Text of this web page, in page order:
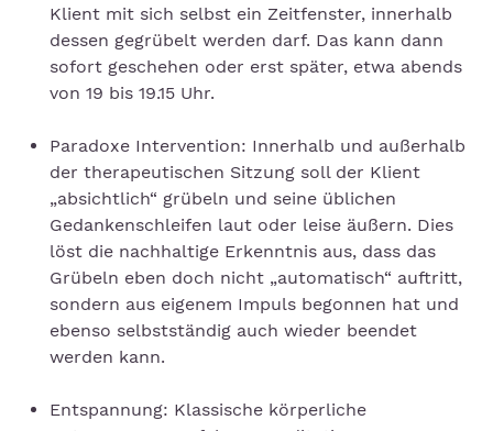
Klient mit sich selbst ein Zeitfenster, innerhalb
dessen gegrübelt werden darf. Das kann dann
sofort geschehen oder erst später, etwa abends
von 19 bis 19.15 Uhr.
Paradoxe Intervention: Innerhalb und außerhalb
der therapeutischen Sitzung soll der Klient
„absichtlich“ grübeln und seine üblichen
Gedankenschleifen laut oder leise äußern. Dies
löst die nachhaltige Erkenntnis aus, dass das
Grübeln eben doch nicht „automatisch“ auftritt,
sondern aus eigenem Impuls begonnen hat und
ebenso selbstständig auch wieder beendet
werden kann.
Entspannung: Klassische körperliche